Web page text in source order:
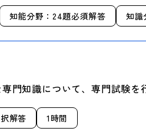
知能分野：24題必須解答 知識
門知識について、専門試験を
解答 1時間